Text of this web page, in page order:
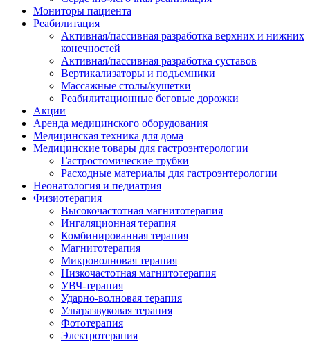
Мониторы пациента
Реабилитация
Активная/пассивная разработка верхних и нижних
конечностей
Активная/пассивная разработка суставов
Вертикализаторы и подъемники
Массажные столы/кушетки
Реабилитационные беговые дорожки
Акции
Аренда медицинского оборудования
Медицинская техника для дома
Медицинские товары для гастроэнтерологии
Гастростомические трубки
Расходные материалы для гастроэнтерологии
Неонатология и педиатрия
Физиотерапия
Высокочастотная магнитотерапия
Ингаляционная терапия
Комбинированная терапия
Магнитотерапия
Микроволновая терапия
Низкочастотная магнитотерапия
УВЧ-терапия
Ударно-волновая терапия
Ультразвуковая терапия
Фототерапия
Электротерапия